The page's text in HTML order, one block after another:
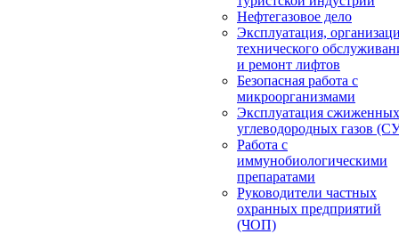
Нефтегазовое дело
Эксплуатация,
технического
и ремонт лифтов
Безопасная работа с
микроорганизмами
Эксплуатация сжиженных
углеводородных газов
Работа с
иммунобиологическими
препаратами
Руководители частных
охранных предприятий
(ЧОП)